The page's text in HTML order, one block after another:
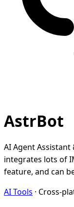
AstrBot
AI Agent
integrates lots of
feature, and can
AI Tools · Cross-